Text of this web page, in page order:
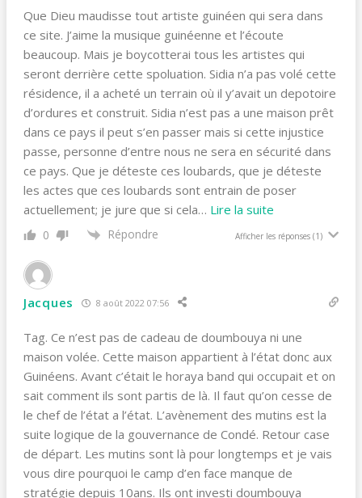
Que Dieu maudisse tout artiste guinéen qui sera dans
ce site. J’aime la musique guinéenne et l’écoute
beaucoup. Mais je boycotterai tous les artistes qui
seront derrière cette spoluation. Sidia n’a pas volé cette
résidence, il a acheté un terrain où il y’avait un depotoire
d’ordures et construit. Sidia n’est pas a une maison prêt
dans ce pays il peut s’en passer mais si cette injustice
passe, personne d’entre nous ne sera en sécurité dans
ce pays. Que je déteste ces loubards, que je déteste
les actes que ces loubards sont entrain de poser
actuellement; je jure que si cela… Lire la suite
0 Répondre Afficher les réponses (1)
Jacques 8 août 2022 07:56
Tag. Ce n’est pas de cadeau de doumbouya ni une
maison volée. Cette maison appartient à l’état donc aux
Guinéens. Avant c’était le horaya band qui occupait et on
sait comment ils sont partis de là. Il faut qu’on cesse de
le chef de l’état a l’état. L’avènement des mutins est la
suite logique de la gouvernance de Condé. Retour case
de départ. Les mutins sont là pour longtemps et je vais
vous dire pourquoi le camp d’en face manque de
stratégie depuis 10ans. Ils ont investi doumbouya